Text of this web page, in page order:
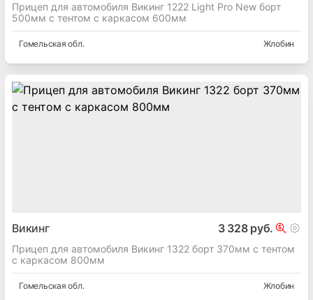
Прицеп для автомобиля Викинг 1222 Light Pro New борт
500мм с тентом с каркасом 600мм
Гомельская обл. Жлобин
Викинг 3 328 руб.
Прицеп для автомобиля Викинг 1322 борт 370мм с тентом
с каркасом 800мм
Гомельская обл. Жлобин